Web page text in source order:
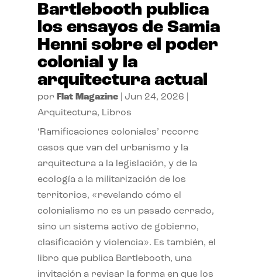
Bartlebooth publica
los ensayos de Samia
Henni sobre el poder
colonial y la
arquitectura actual
por Flat Magazine| Jun 24, 2026
Arquitectura, Libros
‘Ramificaciones coloniales’ recorre
casos que van del urbanismo y la
arquitectura a la legislación, y de la
ecología a la militarización de los
territorios, «revelando cómo el
colonialismo no es un pasado cerrado,
sino un sistema activo de gobierno,
clasificación y violencia». Es también, el
libro que publica Bartlebooth, una
invitación a revisar la forma en que los